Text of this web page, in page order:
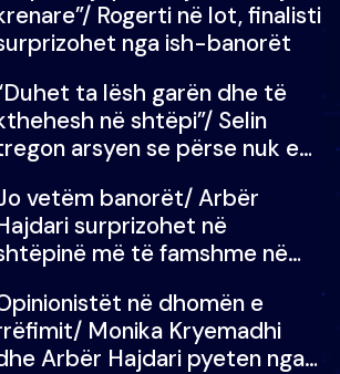
Rogerti në lot, finalisti
nga ish-banorët
ta lësh garën dhe të
në shtëpi”/ Selin
arsyen se përse nuk e
luftën time deri në fund
vetëm banorët/ Arbër
surprizohet në
më të famshme në
e tij
në dhomën e
Monika Kryemadhi
Arbër Hajdari pyeten nga